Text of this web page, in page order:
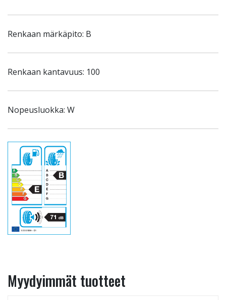
Renkaan märkäpito: B
Renkaan kantavuus: 100
Nopeusluokka: W
Myydyimmät tuotteet